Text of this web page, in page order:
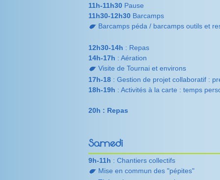
11h-11h30 Pause
11h30-12h30 Barcamps
Barcamps péda / barcamps outils et
12h30-14h : Repas
14h-17h : Aération
Visite de Tournai et environs
17h-18 : Gestion de projet collaboratif :
18h-19h : Activités à la carte : temps
20h : Repas
Samedi
9h-11h : Chantiers collectifs
Mise en commun des "pépites"